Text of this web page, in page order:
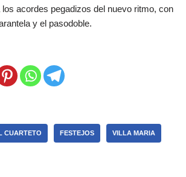
los acordes pegadizos del nuevo ritmo, con
y el pasodoble.
CUARTETO FESTEJOS VILLA MARIA